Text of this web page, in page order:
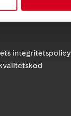
integritetspolicy